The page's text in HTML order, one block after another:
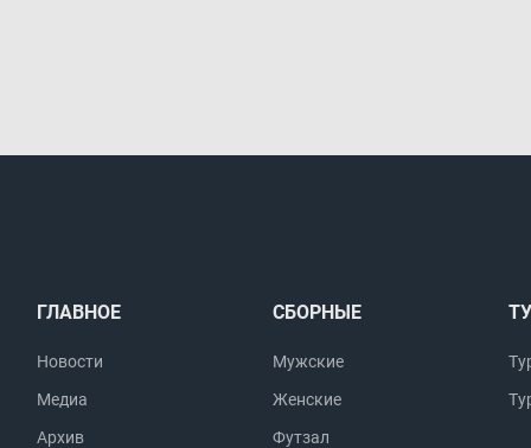
ГЛАВНОЕ
Новости
Медиа
Архив
СБОРНЫЕ
Мужские
Женские
Футзал